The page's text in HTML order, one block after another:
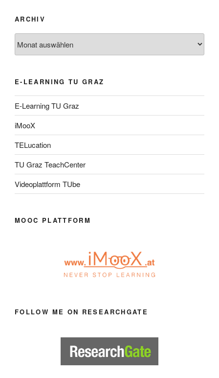
ARCHIV
E-LEARNING TU GRAZ
E-Learning TU Graz
iMooX
TELucation
TU Graz TeachCenter
Videoplattform TUbe
MOOC PLATTFORM
FOLLOW ME ON RESEARCHGATE